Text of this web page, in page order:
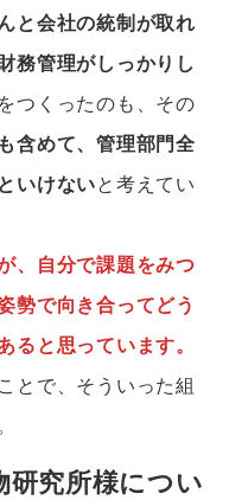
と会社の統制が取れ
務管理がしっかりし
つくったのも、その
含めて、管理部門全
いけないと考えてい
、自分で課題をみつ
勢で向き合ってどう
ると思っています。
とで、そういった組
研究所様につい